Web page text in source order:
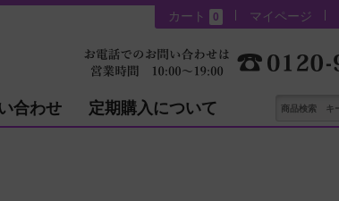
カート 0 マイページ
合わせ 定期購入について